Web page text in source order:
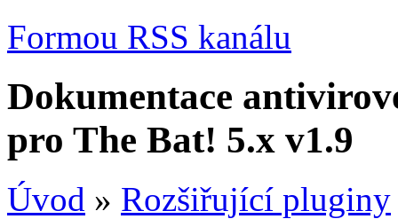
Formou RSS kanálu
Dokumentace
pro The Bat! 5.x v1.9
Úvod » Rozšiřující pluginy